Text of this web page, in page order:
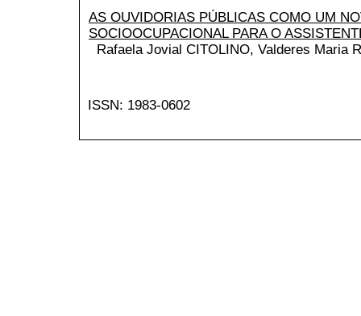
AS OUVIDORIAS PÚBLICAS COMO UM
SOCIOOCUPACIONAL PARA O
Rafaela Jovial CITOLINO, Valderes Maria
ISSN: 1983-0602